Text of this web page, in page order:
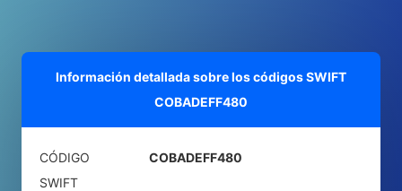
Información detallada sobre los códigos SWIFT
COBADEFF480
CÓDIGO
SWIFT
COBADEFF480